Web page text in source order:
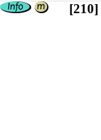
[210]